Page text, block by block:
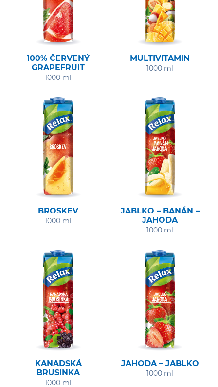
100% ČERVENÝ
GRAPEFRUIT
1000 ml
MULTIVITAMIN
1000 ml
BROSKEV
1000 ml
JABLKO – BANÁN –
JAHODA
1000 ml
KANADSKÁ
BRUSINKA
1000 ml
JAHODA – JABLKO
1000 ml